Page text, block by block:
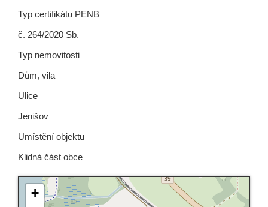
Typ certifikátu PENB
č. 264/2020 Sb.
Typ nemovitosti
Dům, vila
Ulice
Jenišov
Umístění objektu
Klidná část obce
+